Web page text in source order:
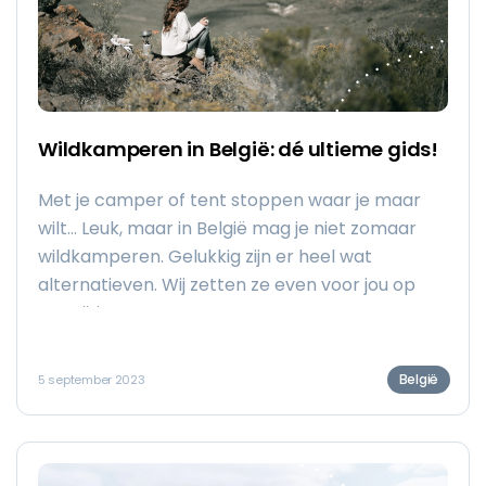
Wildkamperen in België: dé ultieme gids!
Met je camper of tent stoppen waar je maar
wilt… Leuk, maar in België mag je niet zomaar
wildkamperen. Gelukkig zijn er heel wat
alternatieven. Wij zetten ze even voor jou op
een rijtje.
5 september 2023 België